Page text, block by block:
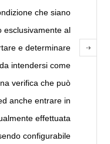
che siano
esclusivamente al
e determinare
intendersi come
verifica che può
anche entrare in
effettuata
configurabile